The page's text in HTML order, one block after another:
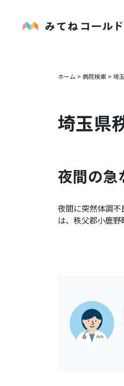
ホーム > 病院検索 > 埼
埼玉県
夜間の急
夜間に突然体調
は、 秩父郡小鹿野